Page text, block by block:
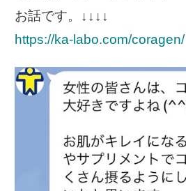
お話です。↓↓↓↓
https://ka-labo.com/coragen/